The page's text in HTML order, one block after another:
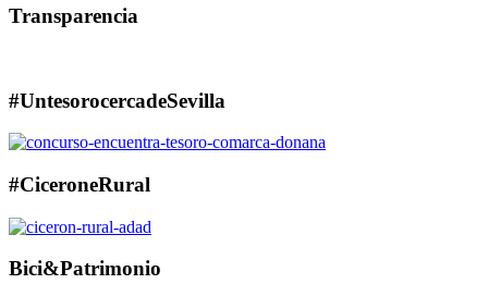
Transparencia
#UntesorocercadeSevilla
#CiceroneRural
Bici&Patrimonio